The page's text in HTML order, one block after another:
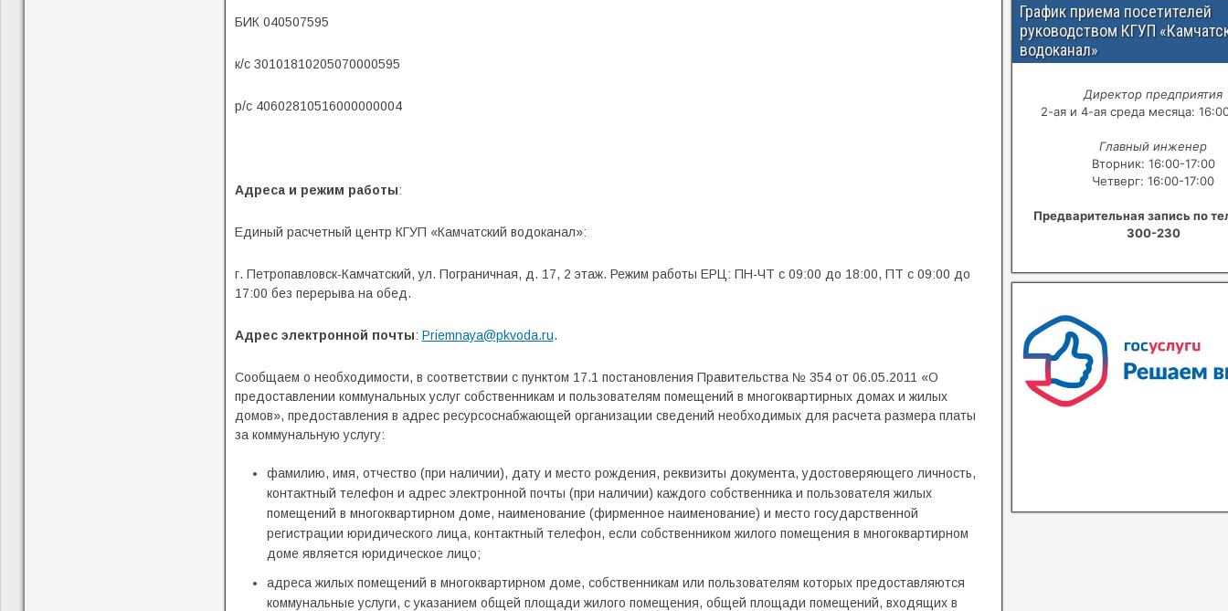
БИК 040507595
к/с 30101810205070000595
р/с 40602810516000000004
Адреса и режим работы:
Единый расчетный центр КГУП «Камчатский водоканал»:
г. Петропавловск-Камчатский, ул. Пограничная, д. 17, 2 этаж. Режим работы ЕРЦ: ПН-ЧТ с 09:00 до 18:00, ПТ с 09:00 до
17:00 без перерыва на обед.
Адрес электронной почты: Priemnaya@pkvoda.ru.
Сообщаем о необходимости, в соответствии с пунктом 17.1 постановления Правительства № 354 от 06.05.2011 «О
предоставлении коммунальных услуг собственникам и пользователям помещений в многоквартирных домах и жилых
домов», предоставления в адрес ресурсоснабжающей организации сведений необходимых для расчета размера платы
за коммунальную услугу:
фамилию, имя, отчество (при наличии), дату и место рождения, реквизиты документа, удостоверяющего личность,
контактный телефон и адрес электронной почты (при наличии) каждого собственника и пользователя жилых
помещений в многоквартирном доме, наименование (фирменное наименование) и место государственной
регистрации юридического лица, контактный телефон, если собственником жилого помещения в многоквартирном
доме является юридическое лицо;
адреса жилых помещений в многоквартирном доме, собственникам или пользователям которых предоставляются
коммунальные услуги, с указанием общей площади жилого помещения, общей площади помещений, входящих в
График приема посетителей
руководством КГУП
водоканал»
Директор предприятия
2-ая и 4-ая среда месяца:
Главный инженер
Вторник: 16:00-17:00
Четверг: 16:00-17:00
Предварительная запись по
300-230
В квитанциях ошибки, в
сотрудники управляющей хамят?
Расскажите о проблемах с ЖКХ